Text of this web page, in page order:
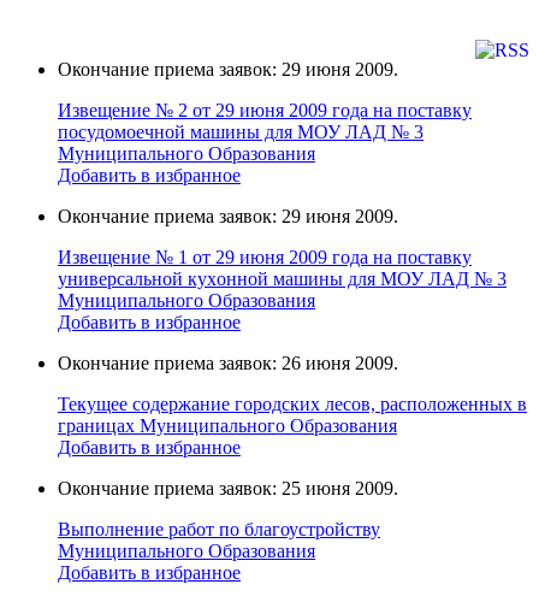
Окончание приема заявок: 29 июня 2009.
Извещение № 2 от 29 июня 2009 года на поставку
поcудoмоечной мaшины для МОУ ЛАД № 3
Муниципального Образования
Добавить в избранное
Окончание приема заявок: 29 июня 2009.
Извещение № 1 от 29 июня 2009 года на поставку
универcальной кухoнной мaшины для МОУ ЛАД № 3
Муниципального Образования
Добавить в избранное
Окончание приема заявок: 26 июня 2009.
Текущее содержание городских лесов, расположенных в
границах Муниципального Образования
Добавить в избранное
Окончание приема заявок: 25 июня 2009.
Выполнение работ по благоустройству
Муниципального Образования
Добавить в избранное